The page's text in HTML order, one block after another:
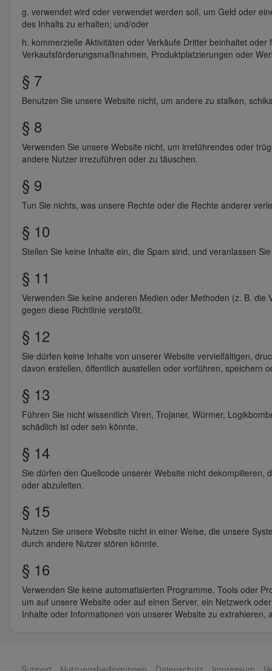
g. verwendet wird oder verwendet werden soll, um Geld oder
des Inhalts zu erhalten; und/oder
h. kommerzielle Aktivitäten oder Verkäufe Dritter beinhaltet
Verkaufsförderungsmaßnahmen, Produktplatzierungen oder
§ 7
Benutzen Sie unsere Website nicht, um andere zu stalken,
§ 8
Verwenden Sie unsere Website nicht, um irreführendes oder
andere Nutzer irrezuführen oder zu täuschen.
§ 9
Tun Sie nichts, was unsere Rechte oder die Rechte anderer
§ 10
Stellen Sie keine Inhalte ein, die Spam sind, und veranlassen
§ 11
Verwenden Sie keine anderen Medien oder Methoden (z. B.
gegen diese Richtlinie verstößt.
§ 12
Sie dürfen keine Inhalte von unserer Website vervielfältigen,
davon erstellen, öffentlich ausstellen oder vorführen, speichern
§ 13
Führen Sie nicht wissentlich Viren, Trojaner, Würmer,
schädlich ist oder sein könnte.
§ 14
Sie dürfen den Quellcode unserer Website nicht
oder abzuleiten.
§ 15
Nutzen Sie unsere Website nicht in einer Weise, die unsere
durch andere Nutzer stören könnte.
§ 16
Verwenden Sie keine automatisierten Programme, Tools oder
um auf unsere Website oder auf einen Server, ein Netzwerk
Inhalte oder Informationen von unserer Website zu